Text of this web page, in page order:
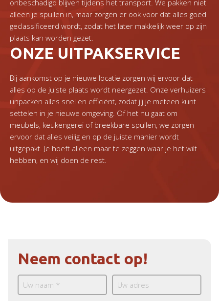
onbeschadigd blijven tijdens het transport. We pakken niet
alleen je spullen in, maar zorgen er ook voor dat alles goed
geclassificeerd wordt, zodat het later makkelijk weer op zijn
plaats kan worden gezet.
ONZE UITPAKSERVICE
Bij aankomst op je nieuwe locatie zorgen wij ervoor dat
alles op de juiste plaats wordt neergezet. Onze verhuizers
unpacken alles snel en efficiënt, zodat jij je meteen kunt
settelen in je nieuwe omgeving. Of het nu gaat om
meubels, keukengerei of breekbare spullen, we zorgen
ervoor dat alles veilig en op de juiste manier wordt
uitgepakt. Je hoeft alleen maar te zeggen waar je het wilt
hebben, en wij doen de rest.
Neem contact op!